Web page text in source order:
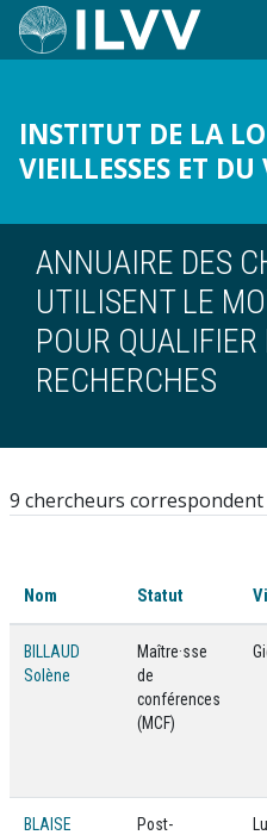
Aller
au
INSTITUT DE LA
VIEILLESSES ET
ANNUAIRE DES
UTILISENT LE
POUR QUALIFIER
RECHERCHES
9 chercheurs correspondent
Nom Statut
BILLAUD
Solène
Maître·sse
de
conférences
(MCF)
BLAISE
Post-